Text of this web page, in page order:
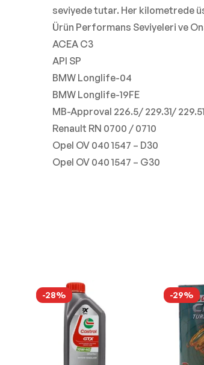
seviyede tutar. Her kilometrede
Ürün Performans Seviyeleri ve
ACEA C3
API SP
BMW Longlife-04
BMW Longlife-19FE
MB-Approval 226.5/ 229.31/ 229.51
Renault RN 0700 / 0710
Opel OV 040 1547 – D30
Opel OV 040 1547 – G30
-28% -29%